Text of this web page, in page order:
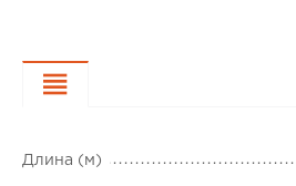
Длина (м)